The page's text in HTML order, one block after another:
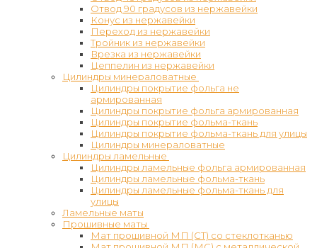
Отвод 90 градусов из нержавейки
Конус из нержавейки
Переход из нержавейки
Тройник из нержавейки
Врезка из нержавейки
Цеппелин из нержавейки
Цилиндры минераловатные
Цилиндры покрытие фольга не
армированная
Цилиндры покрытие фольга армированная
Цилиндры покрытие фольма-ткань
Цилиндры покрытие фольма-ткань для улицы
Цилиндры минераловатные
Цилиндры ламельные
Цилиндры ламельные фольга армированная
Цилиндры ламельные фольма-ткань
Цилиндры ламельные фольма-ткань для
улицы
Ламельные маты
Прошивные маты
Мат прошивной МП (СТ) со стеклотканью